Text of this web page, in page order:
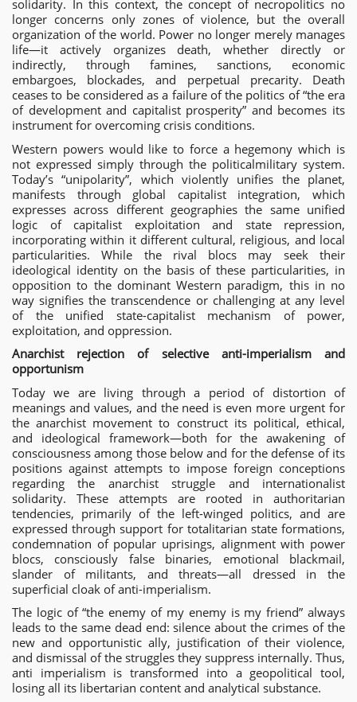
solidarity. In this context, the concept of necropolitics no
longer concerns only zones of violence, but the overall
organization of the world. Power no longer merely manages
life—it actively organizes death, whether directly or
indirectly, through famines, sanctions, economic
embargoes, blockades, and perpetual precarity. Death
ceases to be considered as a failure of the politics of “the era
of development and capitalist prosperity” and becomes its
instrument for overcoming crisis conditions.
Western powers would like to force a hegemony which is
not expressed simply through the politicalmilitary system.
Today’s “unipolarity”, which violently unifies the planet,
manifests through global capitalist integration, which
expresses across different geographies the same unified
logic of capitalist exploitation and state repression,
incorporating within it different cultural, religious, and local
particularities. While the rival blocs may seek their
ideological identity on the basis of these particularities, in
opposition to the dominant Western paradigm, this in no
way signifies the transcendence or challenging at any level
of the unified state-capitalist mechanism of power,
exploitation, and oppression.
Anarchist rejection of selective anti-imperialism and
opportunism
Today we are living through a period of distortion of
meanings and values, and the need is even more urgent for
the anarchist movement to construct its political, ethical,
and ideological framework—both for the awakening of
consciousness among those below and for the defense of its
positions against attempts to impose foreign conceptions
regarding the anarchist struggle and internationalist
solidarity. These attempts are rooted in authoritarian
tendencies, primarily of the left-winged politics, and are
expressed through support for totalitarian state formations,
condemnation of popular uprisings, alignment with power
blocs, consciously false binaries, emotional blackmail,
slander of militants, and threats—all dressed in the
superficial cloak of anti-imperialism.
The logic of “the enemy of my enemy is my friend” always
leads to the same dead end: silence about the crimes of the
new and opportunistic ally, justification of their violence,
and dismissal of the struggles they suppress internally. Thus,
anti imperialism is transformed into a geopolitical tool,
losing all its libertarian content and analytical substance.